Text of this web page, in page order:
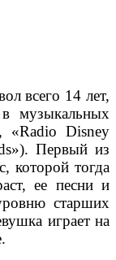
всего 14 лет,
музыкальных
«Radio Disney
Первый из
которой тогда
ее песни и
старших
играет на